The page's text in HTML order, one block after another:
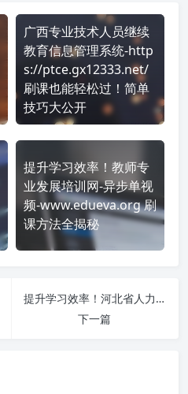
广西专业技术人员继续
教育信息管理系统-http
s://ptce.gx12333.net/
刷课也能轻松过！简单
技巧大公开
提升学习效率！教师专
业发展培训网-异步单视
频-www.edueva.org 刷
课方法全揭秘
提升学习效率！河北省人力资源市场服务中心流动人才教育培训网络平台 https://www.hebeijxjy.com/Home/Index 刷课方法全揭秘
下一篇